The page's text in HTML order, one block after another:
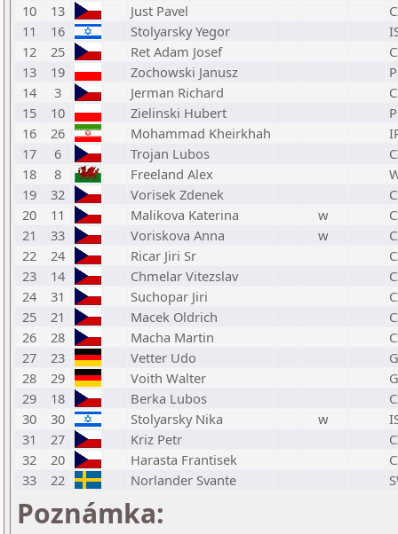
10
13 Just Pavel
11
16 Stolyarsky Yegor
12
25 Ret Adam Josef
13
19 Zochowski Janusz
14
3 Jerman Richard
15
10 Zielinski Hubert
16
26 Mohammad Kheirkhah
17
6 Trojan Lubos
18
8 Freeland Alex
19
32 Vorisek Zdenek
20
11 Malikova Katerina w
21
33 Voriskova Anna w
22
24 Ricar Jiri Sr
23
14 Chmelar Vitezslav
24
31 Suchopar Jiri
25
21 Macek Oldrich
26
28 Macha Martin
27
23 Vetter Udo
28
29 Voith Walter
29
18 Berka Lubos
30
30 Stolyarsky Nika w
31
27 Kriz Petr
32
20 Harasta Frantisek
33
22 Norlander Svante
Poznámka: